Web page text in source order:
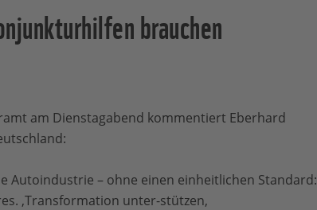
brauchen
am Dienstagabend kommentiert Eberhard
Autoindustrie – ohne einen einheitlichen Standard:
‚Transformation unter-stützen,